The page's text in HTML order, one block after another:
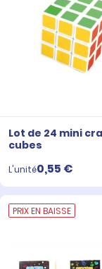
Lot de 24 mini
cubes
L'unité0,55 €
PRIX EN BAISSE